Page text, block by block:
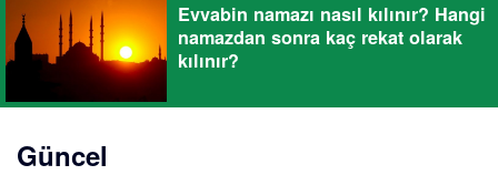
Evvabin namazı nasıl kılınır? Hangi
namazdan sonra kaç rekat olarak
kılınır?
Güncel